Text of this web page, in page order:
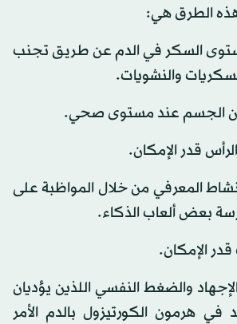
الطرق هي:
السكر في الدم عن طريق تجنب
والنشويات.
المعرفي من خلال المواظبة على
بعض ألعاب الذكاء.
والضغط النفسي اللذين يؤديان
في هرمون الكورتيزول بالدم الأمر